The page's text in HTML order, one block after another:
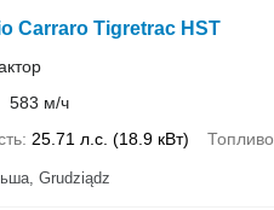
Carraro Tigretrac HST
583 м/ч
25.71 л.с. (18.9 кВт) Топливо
Grudziądz